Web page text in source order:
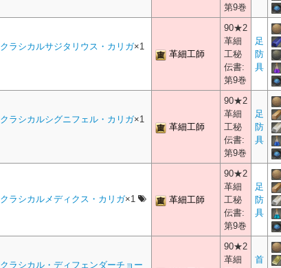
第9巻
クラシカルサジタリウス・カリガ×1
革細工師
90★2
革細
工秘
伝書:
第9巻
足
防
具
クラシカルシグニフェル・カリガ×1
革細工師
90★2
革細
工秘
伝書:
第9巻
足
防
具
クラシカルメディクス・カリガ×1 革細工師
90★2
革細
工秘
伝書:
第9巻
足
防
具
クラシカル・ディフェンダーチョー
90★2
革細
首